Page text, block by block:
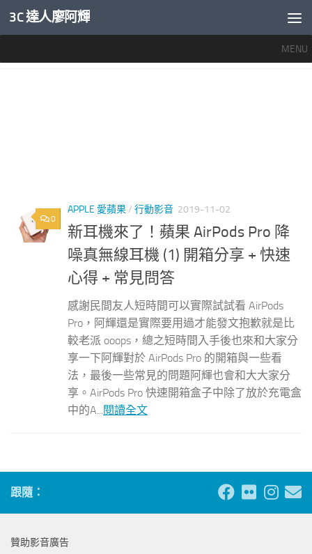
內文下方
3C 達人廖阿輝
MENU
0
APPLE 愛蘋果/ 行動影音 2019-11-02
新耳機來了！蘋果 AirPods Pro 降
噪真無線耳機 (1) 開箱分享 + 快速
心得 + 常見問答
感謝民間友人短時間可以實際試試看 AirPods
Pro，阿輝還是實際要用過才能發文抱歉就是比
較老派 ooops，總之短時間入手後也來和大家分
享一下阿輝對於 AirPods Pro 的開箱與一些看
法，最後一些常見的問題阿輝也會和大大家分
享。AirPods Pro 快速開箱盒子中除了放於充電盒
中的A...閱讀全文
跟隨：
贊助影音廣告